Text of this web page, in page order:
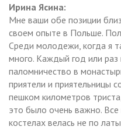
Ирина Ясина:
Мне ваши обе позиции
своем опыте в Польше.
Среди молодежи, когда я
много. Каждый год или
паломничество в
приятели и приятельницы
пешком километров
это было очень важно.
костелах велась не по